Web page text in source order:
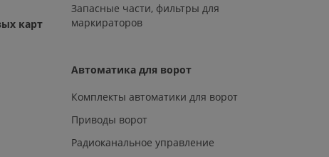
карт
Запасные части, фильтры для
маркираторов
Автоматика для ворот
Комплекты автоматики для ворот
Приводы ворот
Радиоканальное управление